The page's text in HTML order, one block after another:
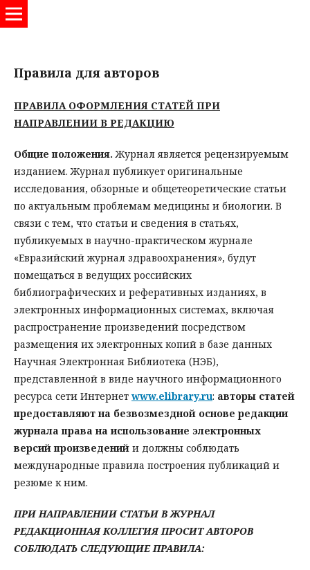
Правила для авторов
ПРАВИЛА ОФОРМЛЕНИЯ СТАТЕЙ ПРИ
НАПРАВЛЕНИИ В РЕДАКЦИЮ
Общие положения. Журнал является рецензируемым
изданием. Журнал публикует оригинальные
исследования, обзорные и общетеоретические статьи
по актуальным проблемам медицины и биологии. В
связи с тем, что статьи и сведения в статьях,
публикуемых в научно-практическом журнале
«Евразийский журнал здравоохранения», будут
помещаться в ведущих российских
библиографических и реферативных изданиях, в
электронных информационных системах, включая
распространение произведений посредством
размещения их электронных копий в базе данных
Научная Электронная Библиотека (НЭБ),
представленной в виде научного информационного
ресурса сети Интернет www.elibrary.ru: авторы статей
предоставляют на безвозмездной основе редакции
журнала права на использование электронных
версий произведений и должны соблюдать
международные правила построения публикаций и
резюме к ним.
ПРИ НАПРАВЛЕНИИ СТАТЬИ В ЖУРНАЛ
РЕДАКЦИОННАЯ КОЛЛЕГИЯ ПРОСИТ АВТОРОВ
СОБЛЮДАТЬ СЛЕДУЮЩИЕ ПРАВИЛА: